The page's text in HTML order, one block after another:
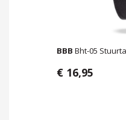
BBB Bht-05
€ 16,95